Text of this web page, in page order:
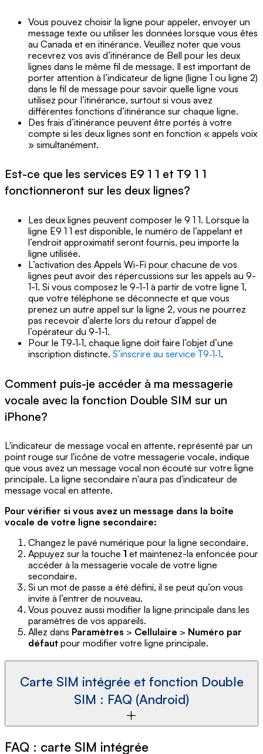
Vous pouvez choisir la ligne pour appeler, envoyer un
message texte ou utiliser les données lorsque vous êtes
au Canada et en itinérance. Veuillez noter que vous
recevrez vos avis d’itinérance de Bell pour les deux
lignes dans le même fil de message. Il est important de
porter attention à l’indicateur de ligne (ligne 1 ou ligne 2)
dans le fil de message pour savoir quelle ligne vous
utilisez pour l’itinérance, surtout si vous avez
différentes fonctions d’itinérance sur chaque ligne.
Des frais d’itinérance peuvent être portés à votre
compte si les deux lignes sont en fonction « appels voix
» simultanément.
Est-ce que les services E9 1 1 et T9 1 1
fonctionneront sur les deux lignes?
Les deux lignes peuvent composer le 9 1 1. Lorsque la
ligne E9 1 1 est disponible, le numéro de l’appelant et
l’endroit approximatif seront fournis, peu importe la
ligne utilisée.
L’activation des Appels Wi-Fi pour chacune de vos
lignes peut avoir des répercussions sur les appels au 9-
1-1. Si vous composez le 9-1-1 à partir de votre ligne 1,
que votre téléphone se déconnecte et que vous
prenez un autre appel sur la ligne 2, vous ne pourrez
pas recevoir d’alerte lors du retour d’appel de
l’opérateur du 9-1-1.
Pour le T9‑1‑1, chaque ligne doit faire l’objet d’une
inscription distincte. S’inscrire au service T9‑1‑1.
Comment puis-je accéder à ma messagerie
vocale avec la fonction Double SIM sur un
iPhone?
L'indicateur de message vocal en attente, représenté par un
point rouge sur l'icône de votre messagerie vocale, indique
que vous avez un message vocal non écouté sur votre ligne
principale. La ligne secondaire n'aura pas d'indicateur de
message vocal en attente.
Pour vérifier si vous avez un message dans la boîte
vocale de votre ligne secondaire:
Changez le pavé numérique pour la ligne secondaire.
Appuyez sur la touche 1 et maintenez-la enfoncée pour
accéder à la messagerie vocale de votre ligne
secondaire.
Si un mot de passe a été défini, il se peut qu’on vous
invite à l’entrer de nouveau.
Vous pouvez aussi modifier la ligne principale dans les
paramètres de vos appareils.
Allez dans Paramètres > Cellulaire > Numéro par
défaut pour modifier votre ligne principale.
Carte SIM intégrée et fonction Double
SIM : FAQ (Android)
FAQ : carte SIM intégrée